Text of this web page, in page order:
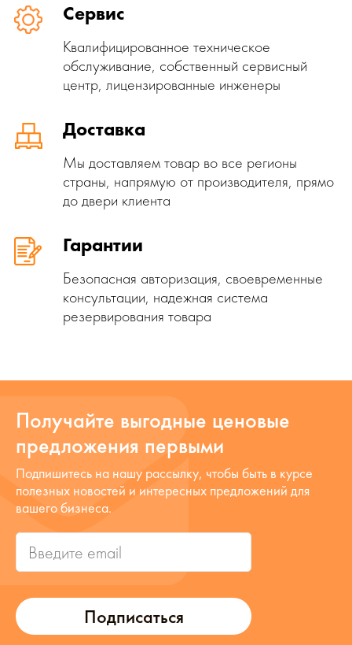
Сервис
Квалифицированное техническое
обслуживание, собственный сервисный
центр, лицензированные инженеры
Доставка
Мы доставляем товар во все регионы
страны, напрямую от производителя, прямо
до двери клиента
Гарантии
Безопасная авторизация, своевременные
консультации, надежная система
резервирования товара
Получайте выгодные ценовые
предложения первыми
Подписаться
Подпишитесь на нашу рассылку, чтобы быть в курсе
полезных новостей и интересных предложений для
вашего бизнеса.